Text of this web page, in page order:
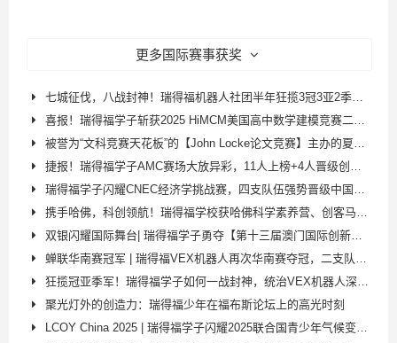
更多国际赛事获奖
七城征伐，八战封神！瑞得福机器人社团半年狂揽3冠3亚2季，续写不败传奇！
喜报！瑞得福学子斩获2025 HiMCM美国高中数学建模竞赛二等奖！
被誉为“文科竞赛天花板”的【John Locke论文竞赛】主办的夏令营有什么含金量呢？
捷报！瑞得福学子AMC赛场大放异彩，11人上榜+4人晋级创佳绩！
瑞得福学子闪耀CNEC经济学挑战赛，四支队伍强势晋级中国站！并获得最佳团队奖！
携手哈佛，科创领航！瑞得福学校获哈佛科学素养营、创客马拉松双授权
双银闪耀国际舞台| 瑞得福学子勇夺【第十三届澳门国际创新发明展】两个全球银奖！
蝉联华南赛冠军 | 瑞得福VEX机器人再次华南赛夺冠，二支队伍双双晋级国赛
狂揽冠亚季军！瑞得福学子如何一战封神，统治VEX机器人深圳选拔赛？
聚光灯外的创造力：瑞得福少年在福布斯论坛上的高光时刻
LCOY China 2025 | 瑞得福学子闪耀2025联合国青少年气候变化峰会！